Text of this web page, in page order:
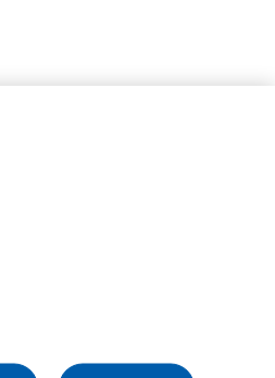
budget vanuit een
naar andere